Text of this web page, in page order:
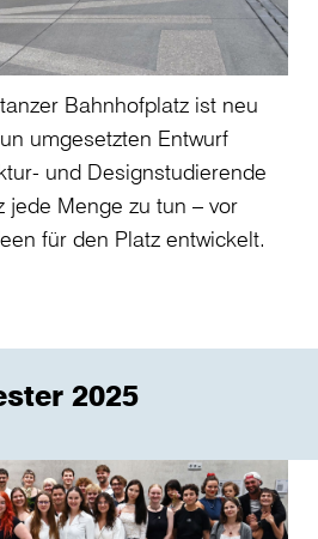
Bahnhofplatz ist neu
umgesetzten Entwurf
und Designstudierende
jede Menge zu tun – vor
für den Platz entwickelt.
2025